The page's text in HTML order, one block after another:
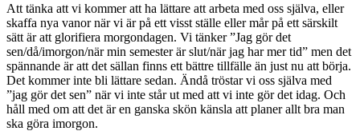
Att tänka att vi kommer att ha lättare att arbeta med oss själva, eller
skaffa nya vanor när vi är på ett visst ställe eller mår på ett särskilt
sätt är att glorifiera morgondagen. Vi tänker ”Jag gör det
sen/då/imorgon/när min semester är slut/när jag har mer tid” men det
spännande är att det sällan finns ett bättre tillfälle än just nu att börja.
Det kommer inte bli lättare sedan. Ändå tröstar vi oss själva med
”jag gör det sen” när vi inte står ut med att vi inte gör det idag. Och
håll med om att det är en ganska skön känsla att planer allt bra man
ska göra imorgon.